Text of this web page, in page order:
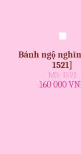
Bánh ngộ
1521]
MS: 1521
160 000